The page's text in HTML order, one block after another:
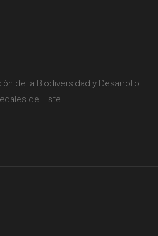
de la Biodiversidad y Desarrollo
del Este.